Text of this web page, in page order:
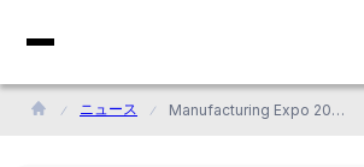
ニュース Manufacturing Expo 2025 | CGS ASIA CO., LTD.